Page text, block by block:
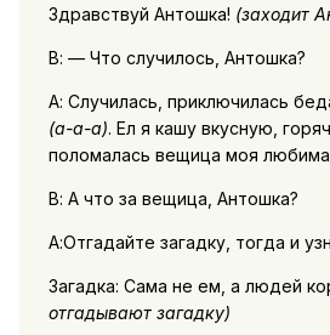
Здравствуй Антошка! (заходит
В: — Что случилось, Антошка?
А: Случилась, приключилась
(а-а-а). Ел я кашу вкусную,
поломалась вещица моя
В: А что за вещица, Антошка?
А:Отгадайте загадку, тогда и
Загадка: Сама не ем, а людей
отгадывают загадку)